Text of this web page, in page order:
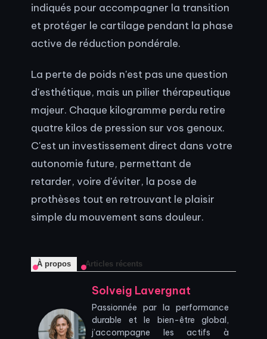
indiqués pour accompagner la transition
et protéger le cartilage pendant la phase
active de réduction pondérale.
La perte de poids n'est pas une question
d'esthétique, mais un pilier thérapeutique
majeur. Chaque kilogramme perdu retire
quatre kilos de pression sur vos genoux.
C'est un investissement direct dans votre
autonomie future, permettant de
retarder, voire d'éviter, la pose de
prothèses tout en retrouvant le plaisir
simple du mouvement sans douleur.
À propos Articles récents
Solveig Lavergnat
Passionnée par la performance
durable et le bien-être global,
j’accompagne les actifs à